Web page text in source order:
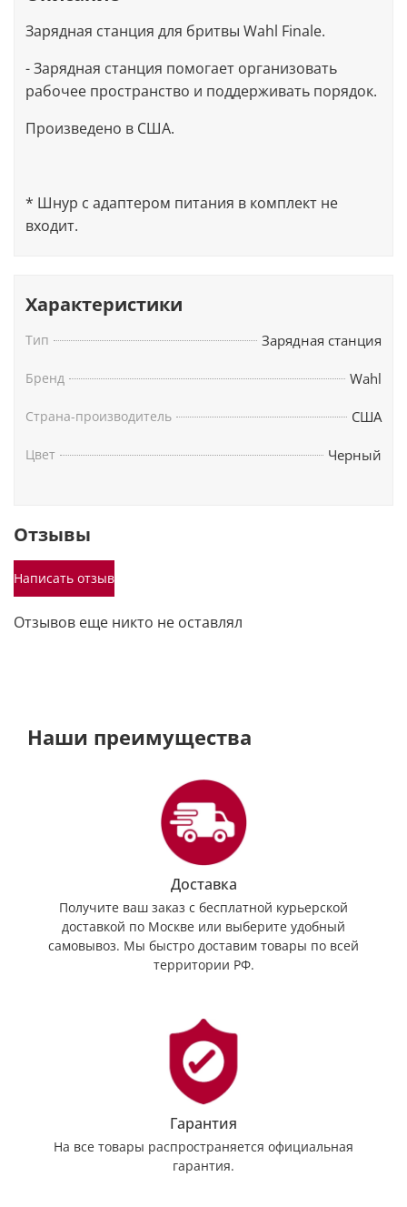
Зарядная станция для бритвы Wahl Finale.
- Зарядная станция помогает организовать
рабочее пространство и поддерживать порядок.
Произведено в США.
* Шнур с адаптером питания в комплект не
входит.
Характеристики
Тип Зарядная станция
Бренд Wahl
Страна-производитель США
Цвет Черный
Отзывы
Написать отзыв
Отзывов еще никто не оставлял
Наши преимущества
Доставка
Получите ваш заказ с бесплатной курьерской
доставкой по Москве или выберите удобный
самовывоз. Мы быстро доставим товары по всей
территории РФ.
Гарантия
На все товары распространяется официальная
гарантия.